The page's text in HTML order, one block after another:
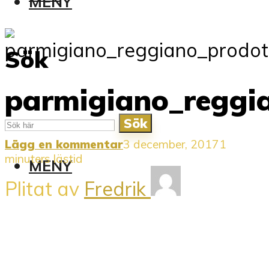
Sök
Sök
MENY
Lägg en kommentar3 december, 2017 1
minuters lästid
Plitat av Fredrik